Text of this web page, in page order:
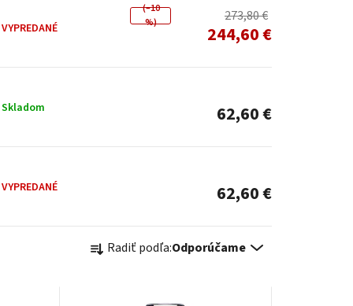
VYPREDANÉ
273,80 €
(–10
%)
244,60 €
Skladom 62,60 €
VYPREDANÉ 62,60 €
R Radiť podľa:Odporúčame